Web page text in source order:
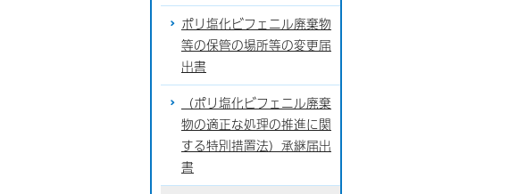
ポリ塩化ビフェニル廃棄物
等の保管の場所等の変更届
出書
（ポリ塩化ビフェニル廃棄
物の適正な処理の推進に関
する特別措置法）承継届出
書